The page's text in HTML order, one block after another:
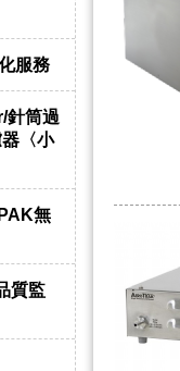
服務
針筒過
〈小
無
質監